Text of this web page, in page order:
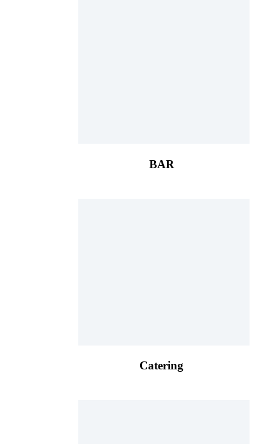
BAR
Catering